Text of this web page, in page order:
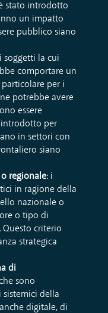
stato introdotto
un impatto
pubblico siano
soggetti la cui
comportare un
per i
potrebbe avere
essere
introdotto per
in settori con
siano
regionale: i
in ragione della
nazionale o
o tipo di
Questo criterio
strategica
di
sono
della
digitale, di